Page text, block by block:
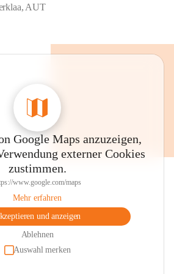
AUT
Google Maps anzuzeigen,
externer Cookies
zustimmen.
www.google.com/maps
Mehr erfahren
und anzeigen
Ablehnen
Auswahl merken